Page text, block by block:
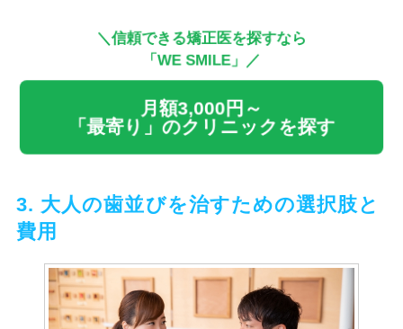
＼信頼できる矯正医を探すなら
「WE SMILE」／
月額3,000円～
「最寄り」のクリニックを探す
3. 大人の歯並びを治すための選択肢と
費用